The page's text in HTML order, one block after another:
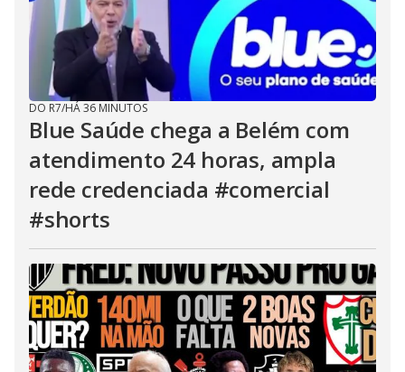
DO R7/HÁ 36 MINUTOS
Blue Saúde chega a Belém com
atendimento 24 horas, ampla
rede credenciada #comercial
#shorts